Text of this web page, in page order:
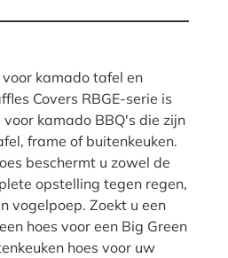
voor kamado tafel en
Covers RBGE-serie is
kamado BBQ's die zijn
frame of buitenkeuken.
beschermt u zowel de
opstelling tegen regen,
vogelpoep. Zoekt u een
hoes voor een Big Green
hoes voor uw